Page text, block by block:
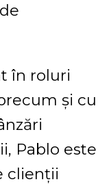
în roluri
și cu
Pablo este
clienții